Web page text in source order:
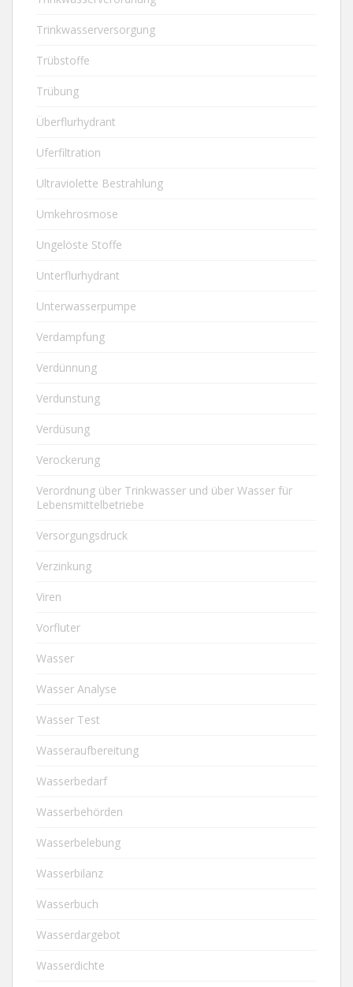
Trinkwasserversorgung
Trübstoffe
Trübung
Überflurhydrant
Uferfiltration
Ultraviolette Bestrahlung
Umkehrosmose
Ungelöste Stoffe
Unterflurhydrant
Unterwasserpumpe
Verdampfung
Verdünnung
Verdunstung
Verdüsung
Verockerung
Verordnung über Trinkwasser und über Wasser für
Lebensmittelbetriebe
Versorgungsdruck
Verzinkung
Viren
Vorfluter
Wasser
Wasser Analyse
Wasser Test
Wasseraufbereitung
Wasserbedarf
Wasserbehörden
Wasserbelebung
Wasserbilanz
Wasserbuch
Wasserdargebot
Wasserdichte